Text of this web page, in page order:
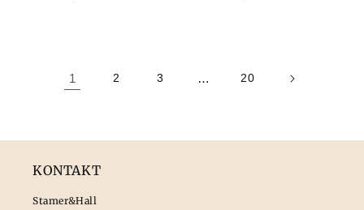
1 2 3 … 20
KONTAKT
Stamer&Hall